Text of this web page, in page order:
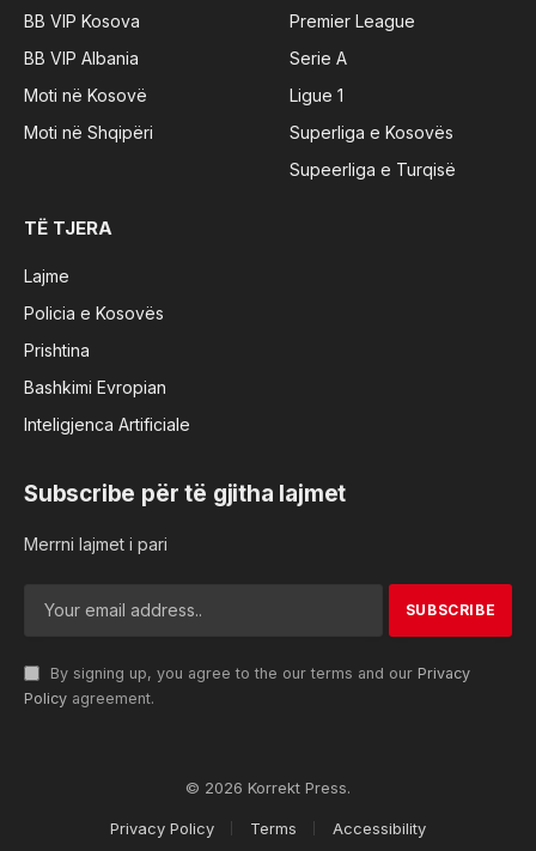
BB VIP Kosova
BB VIP Albania
Moti në Kosovë
Moti në Shqipëri
Premier League
Serie A
Ligue 1
Superliga e Kosovës
Supeerliga e Turqisë
TË TJERA
Lajme
Policia e Kosovës
Prishtina
Bashkimi Evropian
Inteligjenca Artificiale
Subscribe për të gjitha lajmet
Merrni lajmet i pari
By signing up, you agree to the our terms and our Privacy
Policy agreement.
© 2026 Korrekt Press.
Privacy Policy Terms Accessibility